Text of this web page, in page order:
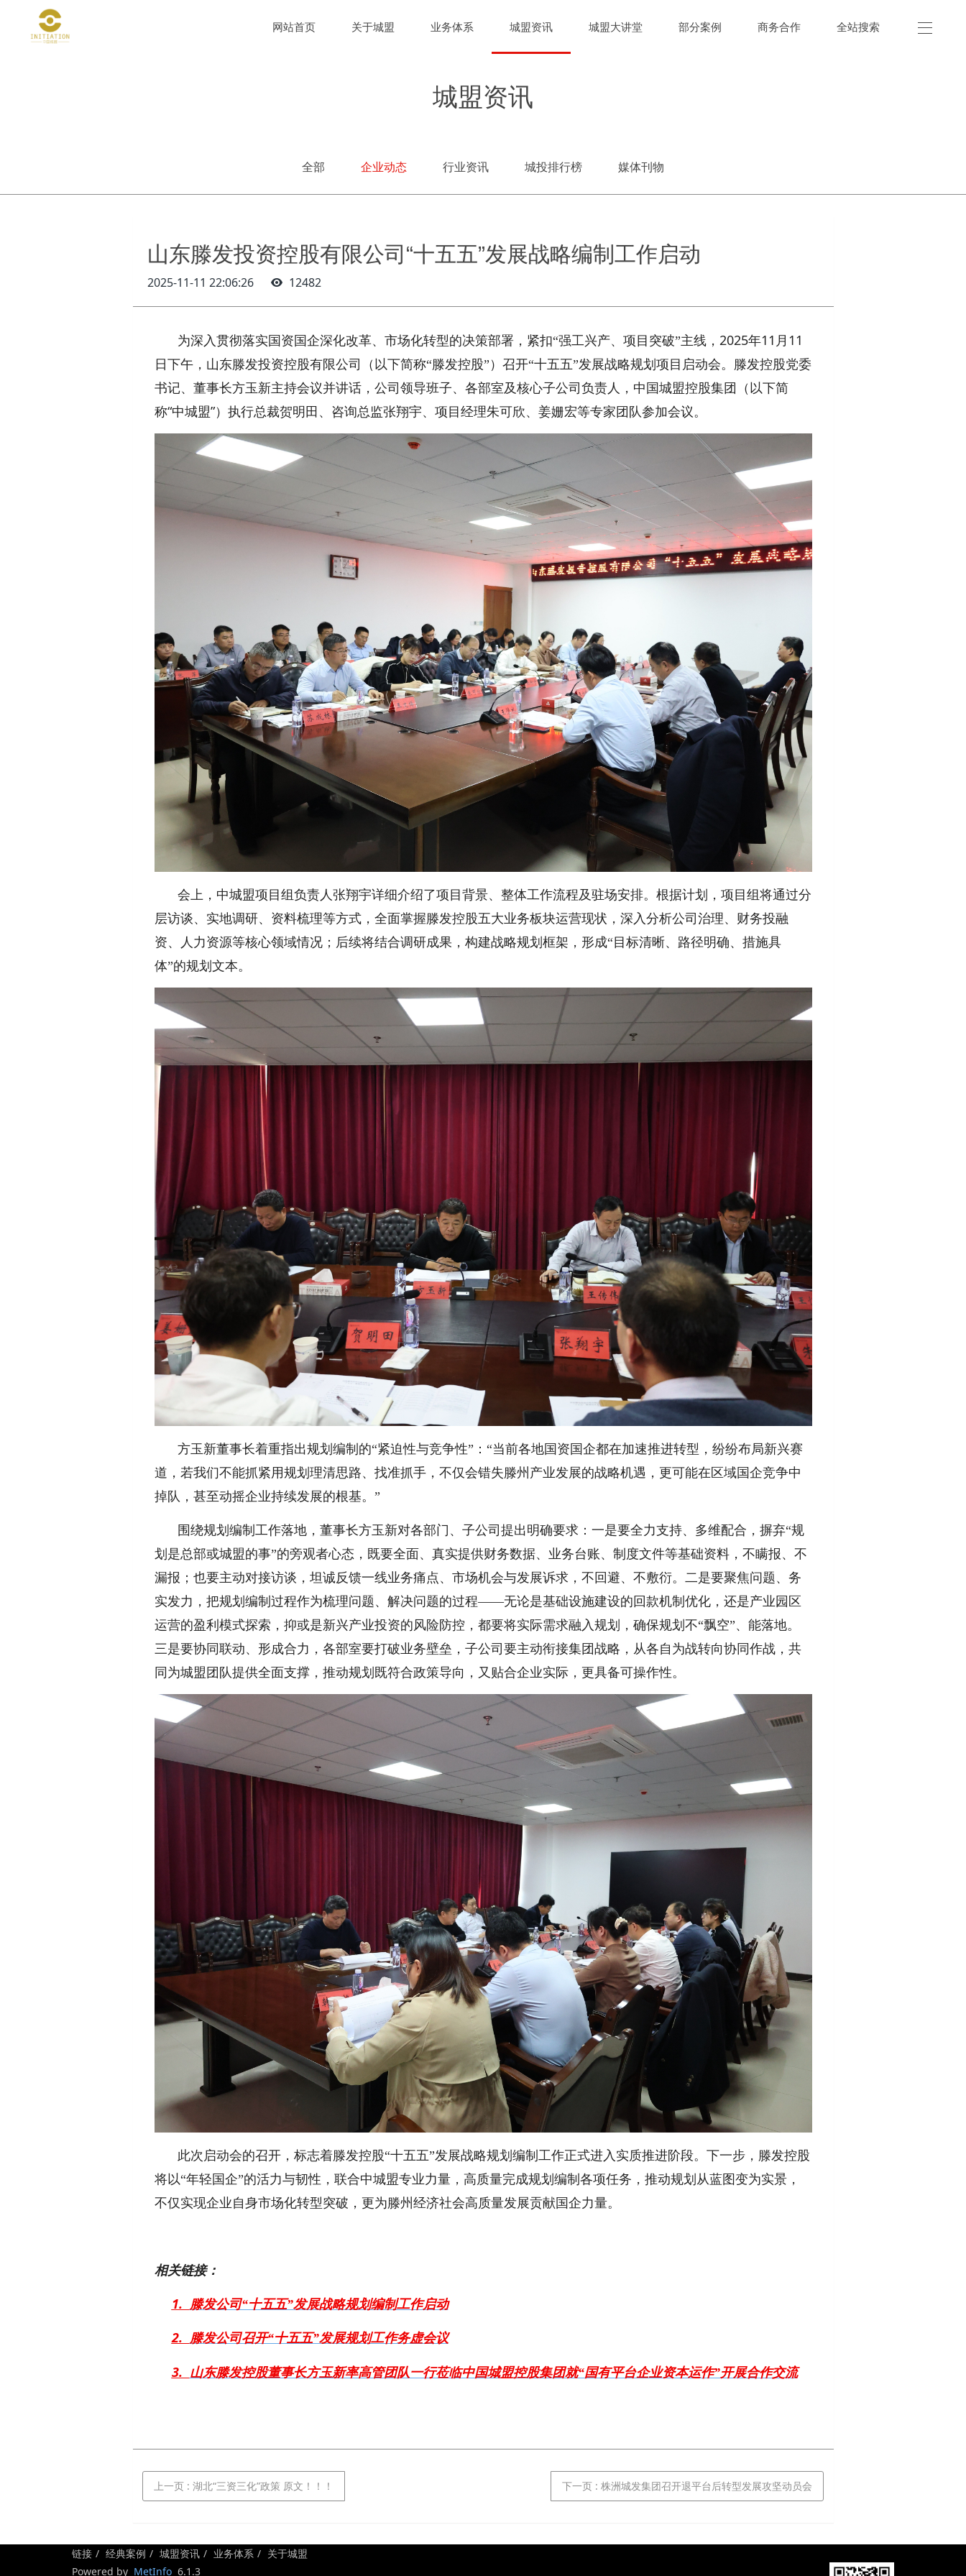
网站首页 关于城盟 业务体系 城盟资讯 城盟大讲堂 部分案例 商务合作 全站搜索
城盟资讯
全部 企业动态 行业资讯 城投排行榜 媒体刊物
山东滕发投资控股有限公司“十五五”发展战略编制工作启动
2025-11-11 22:06:26 12482
为深入贯彻落实国资国企深化改革、市场化转型的决策部署，紧扣“强工兴产、项目突破”主线， 2025年11 月 11
日下午，山东滕发投资控股有限公司（以下简称“滕发控股”）召开“十五五”发展战略规划项目启动会。滕发控股党委
书记、董事长方玉新主持会议并讲话，公司领导班子、各部室及核心子公司负责人，中国城盟控股集团（以下简
称“中城盟”）执行总裁贺明田、咨询总监张翔宇、项目经理朱可欣、姜姗宏等专家团队参加会议。
会上，中城盟项目组负责人张翔宇详细介绍了项目背景、整体工作流程及驻场安排。根据计划，项目组将通过分
层访谈、实地调研、资料梳理等方式，全面掌握滕发控股五大业务板块运营现状，深入分析公司治理、财务投融
资、人力资源等核心领域情况；后续将结合调研成果，构建战略规划框架，形成“目标清晰、路径明确、措施具
体”的规划文本。
方玉新董事长着重指出规划编制的“紧迫性与竞争性”：“当前各地国资国企都在加速推进转型，纷纷布局新兴赛
道，若我们不能抓紧用规划理清思路、找准抓手，不仅会错失滕州产业发展的战略机遇，更可能在区域国企竞争中
掉队，甚至动摇企业持续发展的根基。”
围绕规划编制工作落地，董事长方玉新对各部门、子公司提出明确要求：一是要全力支持、多维配合，摒弃“规
划是总部或城盟的事”的旁观者心态，既要全面、真实提供财务数据、业务台账、制度文件等基础资料，不瞒报、不
漏报；也要主动对接访谈，坦诚反馈一线业务痛点、市场机会与发展诉求，不回避、不敷衍。二是要聚焦问题、务
实发力，把规划编制过程作为梳理问题、解决问题的过程——无论是基础设施建设的回款机制优化，还是产业园区
运营的盈利模式探索，抑或是新兴产业投资的风险防控，都要将实际需求融入规划，确保规划不“飘空”、能落地。
三是要协同联动、形成合力，各部室要打破业务壁垒，子公司要主动衔接集团战略，从各自为战转向协同作战，共
同为城盟团队提供全面支撑，推动规划既符合政策导向，又贴合企业实际，更具备可操作性。
此次启动会的召开，标志着滕发控股“十五五”发展战略规划编制工作正式进入实质推进阶段。下一步，滕发控股
将以“年轻国企”的活力与韧性，联合中城盟专业力量，高质量完成规划编制各项任务，推动规划从蓝图变为实景，
不仅实现企业自身市场化转型突破，更为滕州经济社会高质量发展贡献国企力量。
相关链接：
1. 滕发公司“十五五”发展战略规划编制工作启动
2. 滕发公司召开“十五五”发展规划工作务虚会议
3. 山东滕发控股董事长方玉新率高管团队一行莅临中国城盟控股集团就“国有平台企业资本运作”开展合作交流
上一页 : 湖北“三资三化”政策 原文！！！ 下一页 : 株洲城发集团召开退平台后转型发展攻坚动员会
链接 经典案例 城盟资讯 业务体系
关于城盟
Powered by MetInfo 6.1.3